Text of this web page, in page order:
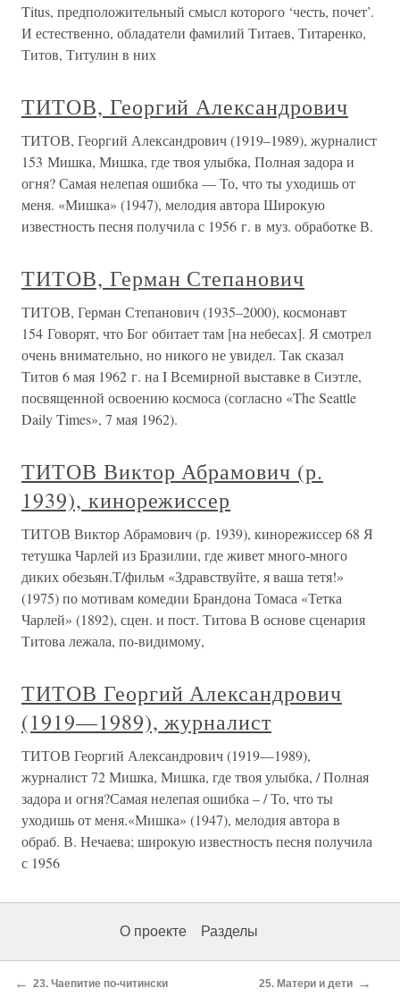
Titus, предположительный смысл которого ‘честь, почет’.
И естественно, обладатели фамилий Титаев, Титаренко,
Титов, Титулин в них
ТИТОВ, Георгий Александрович
ТИТОВ, Георгий Александрович (1919–1989), журналист
153 Мишка, Мишка, где твоя улыбка, Полная задора и
огня? Самая нелепая ошибка — То, что ты уходишь от
меня. «Мишка» (1947), мелодия автора Широкую
известность песня получила с 1956 г. в муз. обработке В.
ТИТОВ, Герман Степанович
ТИТОВ, Герман Степанович (1935–2000), космонавт
154 Говорят, что Бог обитает там [на небесах]. Я смотрел
очень внимательно, но никого не увидел. Так сказал
Титов 6 мая 1962 г. на I Всемирной выставке в Сиэтле,
посвященной освоению космоса (согласно «The Seattle
Daily Times», 7 мая 1962).
ТИТОВ Виктор Абрамович (р.
1939), кинорежиссер
ТИТОВ Виктор Абрамович (р. 1939), кинорежиссер 68 Я
тетушка Чарлей из Бразилии, где живет много-много
диких обезьян.Т/фильм «Здравствуйте, я ваша тетя!»
(1975) по мотивам комедии Брандона Томаса «Тетка
Чарлей» (1892), сцен. и пост. Титова В основе сценария
Титова лежала, по-видимому,
ТИТОВ Георгий Александрович
(1919—1989), журналист
ТИТОВ Георгий Александрович (1919—1989),
журналист 72 Мишка, Мишка, где твоя улыбка, / Полная
задора и огня?Самая нелепая ошибка – / То, что ты
уходишь от меня.«Мишка» (1947), мелодия автора в
обраб. В. Нечаева; широкую известность песня получила
с 1956
О проекте Разделы
← 23. Чаепитие по-читински 25. Матери и дети →